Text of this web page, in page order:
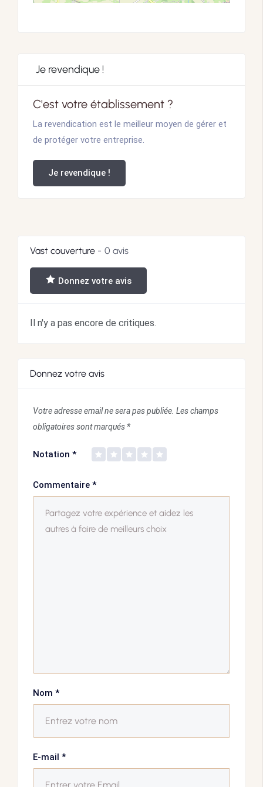
Je revendique !
C'est votre établissement ?
La revendication est le meilleur moyen de gérer et
de protéger votre entreprise.
Je revendique !
Vast couverture 0 avis
Donnez votre avis
Il n'y a pas encore de critiques.
Donnez votre avis
Votre adresse email ne sera pas publiée. Les champs
obligatoires sont marqués *
Notation *
Commentaire *
Nom *
E-mail *